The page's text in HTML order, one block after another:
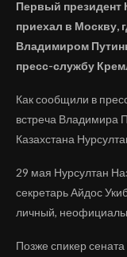
Первый президент
приехал в Москву,
Владимиром
пресс-службу
Как сообщили в
встреча Владимира
Казахстана
29 мая Нурсултан
секретарь Айдос
личный,
Позже спикер